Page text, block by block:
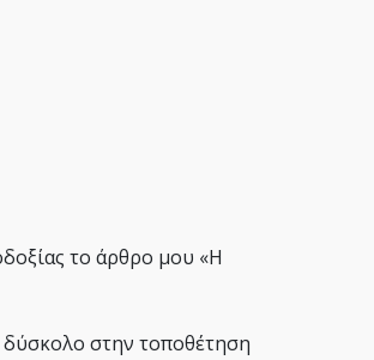
το άρθρο μου «Η
στην τοποθέτηση